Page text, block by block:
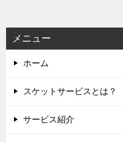
メニュー
ホーム
スケットサービスとは？
サービス紹介